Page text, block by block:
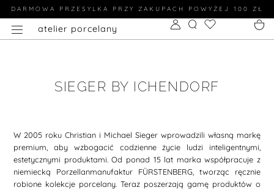
DARMOWA PRZESYLKA PRZY ZAKUPACH POWYŻEJ 100 ZŁ
atelier porcelany
SIEGER BY ICHENDORF
W 2005 roku Christian i Michael Sieger wprowadzili własną markę
premium, aby wzbogacić codzienne życie ludzi inteligentnymi,
estetycznymi produktami. Od ponad 15 lat marka współpracuje z
niemiecką Porzellanmanufaktur FÜRSTENBERG, tworząc ręcznie
robione kolekcje porcelany. Teraz poszerzają gamę produktów o